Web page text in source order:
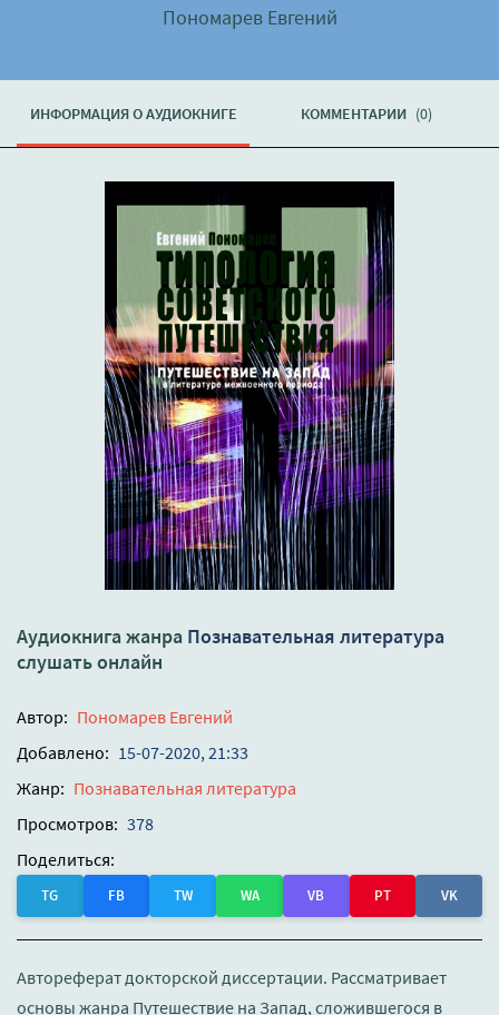
Пономарев Евгений
ИНФОРМАЦИЯ О АУДИОКНИГЕ КОММЕНТАРИИ (0)
Аудиокнига жанра Познавательная литература
слушать онлайн
Автор: Пономарев Евгений
Добавлено: 15-07-2020, 21:33
Жанр: Познавательная литература
Просмотров: 378
Поделиться:
TG FB TW WA VB PT VK
Автореферат докторской диссертации. Рассматривает
основы жанра Путешествие на Запад, сложившегося в